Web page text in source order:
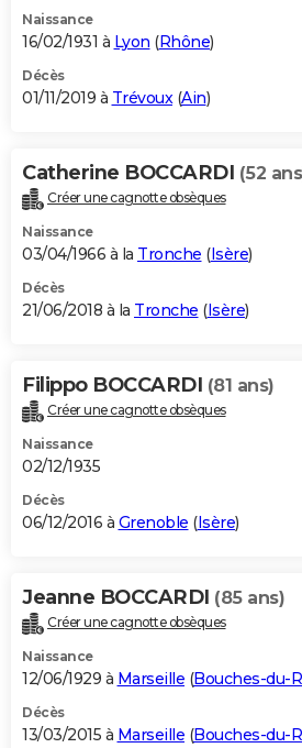
Naissance
16/02/1931 à Lyon (Rhône)
Décès
01/11/2019 à Trévoux(Ain)
Catherine BOCCARDI (52
Créer une cagnotte obsèques
Naissance
03/04/1966 à la Tronche (Isère)
Décès
21/06/2018 à la Tronche (Isère)
Filippo BOCCARDI (81 ans)
Créer une cagnotte obsèques
Naissance
02/12/1935
Décès
06/12/2016 à Grenoble (Isère)
Jeanne BOCCARDI (85 ans)
Créer une cagnotte obsèques
Naissance
12/06/1929 à Marseille (Bouches-du-
Décès
13/03/2015 à Marseille (Bouches-du-